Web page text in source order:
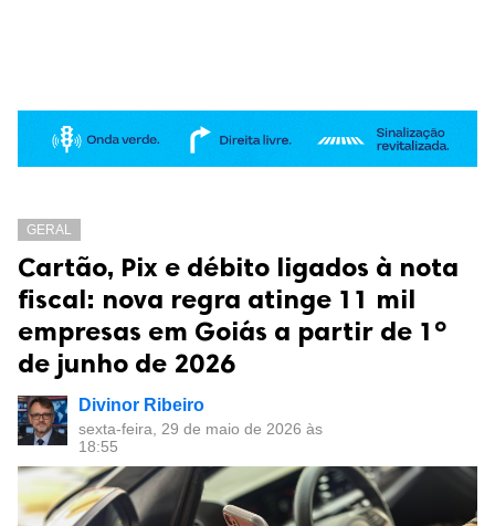
GERAL
Cartão, Pix e débito ligados à nota
fiscal: nova regra atinge 11 mil
empresas em Goiás a partir de 1º
de junho de 2026
Divinor Ribeiro
sexta-feira, 29 de maio de 2026 às
18:55